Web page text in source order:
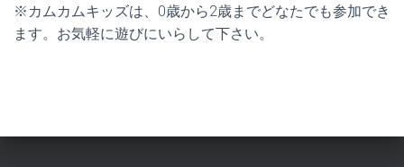
※カムカムキッズは、0歳から2歳までどなたでも参加でき
ます。お気軽に遊びにいらして下さい。